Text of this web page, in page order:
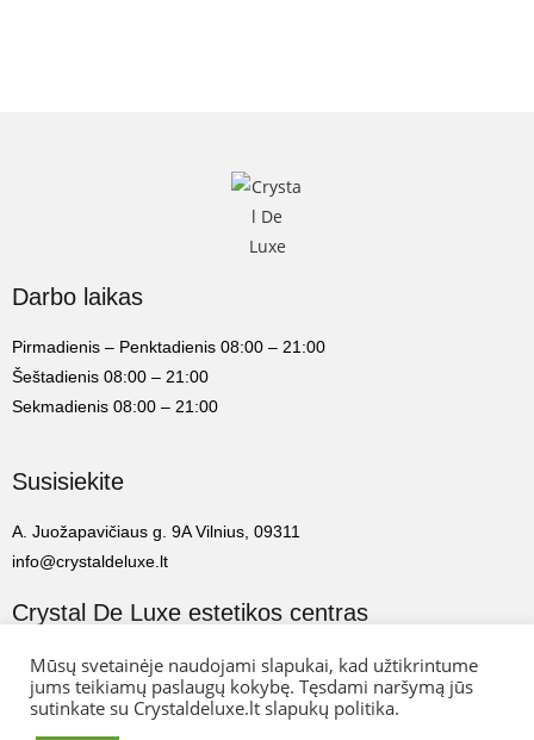
Darbo laikas
Pirmadienis – Penktadienis 08:00 – 21:00
Šeštadienis 08:00 – 21:00
Sekmadienis 08:00 – 21:00
Susisiekite
A. Juožapavičiaus g. 9A Vilnius, 09311
info@crystaldeluxe.lt
Crystal De Luxe estetikos centras
2022 Crystal De Luxe estetikos centras. Visos teisės saugomos.
Mūsų svetainėje naudojami slapukai, kad užtikrintume
jums teikiamų paslaugų kokybę. Tęsdami naršymą jūs
sutinkate su Crystaldeluxe.lt slapukų politika.